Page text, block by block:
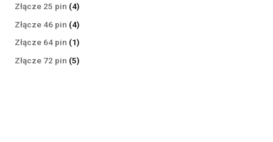
Złącze 25 pin 44
produkty
Złącze 46 pin 44
produkty
Złącze 64 pin 11
produkt
Złącze 72 pin 55